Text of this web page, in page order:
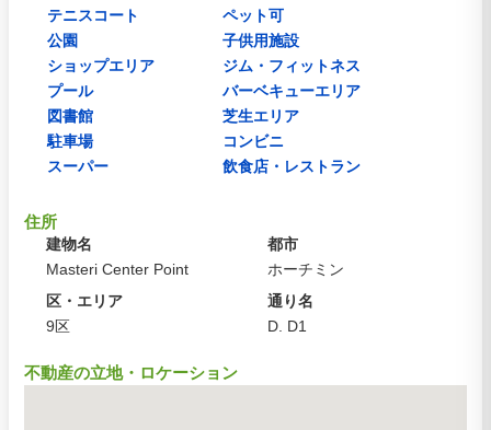
テニスコート
ペット可
公園
子供用施設
ショップエリア
ジム・フィットネス
プール
バーベキューエリア
図書館
芝生エリア
駐車場
コンビニ
スーパー
飲食店・レストラン
住所
建物名
Masteri Center Point
都市
ホーチミン
区・エリア
9区
通り名
D. D1
不動産の立地・ロケーション